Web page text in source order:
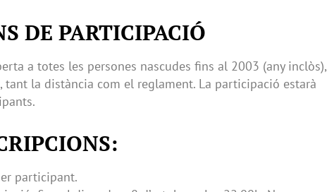
DE PARTICIPACIÓ
a totes les persones nascudes fins al 2003 (any inclòs),
tant la distància com el reglament. La participació estarà
participant.